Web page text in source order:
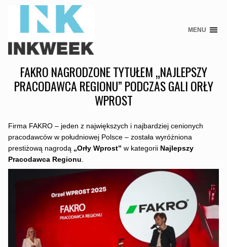
Skip
content
MENU
FAKRO NAGRODZONE TYTUŁEM „NAJLEPSZY
PRACODAWCA REGIONU” PODCZAS GALI ORŁY
WPROST
Firma FAKRO – jeden z największych i najbardziej cenionych
pracodawców w południowej Polsce – została wyróżniona
prestiżową nagrodą „Orły Wprost” w kategorii Najlepszy
Pracodawca Regionu